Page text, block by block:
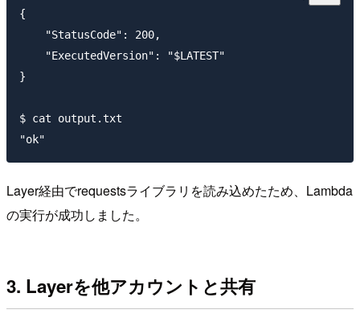
{
    "StatusCode": 200,
    "ExecutedVersion": "$LATEST"
}
$ cat output.txt
Layer経由でrequestsライブラリを読み込めたため、Lambda
の実行が成功しました。
3. Layerを他アカウントと共有